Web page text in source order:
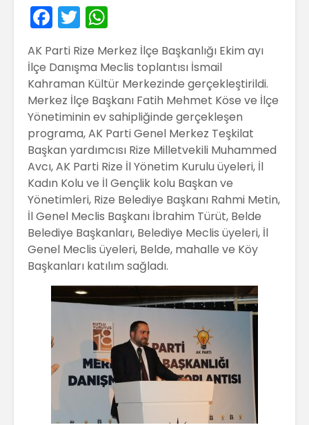
F
a
c
e
b
o
o
k
T
w
itt
er
h
a
ts
A
p
p
AK Parti Rize Merkez İlçe Başkanlığı Ekim ayı
İlçe Danışma Meclis toplantısı İsmail
Kahraman Kültür Merkezinde gerçekleştirildi.
Merkez İlçe Başkanı Fatih Mehmet Köse ve İlçe
Yönetiminin ev sahipliğinde gerçekleşen
programa, AK Parti Genel Merkez Teşkilat
Başkan yardımcısı Rize Milletvekili Muhammed
Avcı, AK Parti Rize İl Yönetim Kurulu üyeleri, İl
Kadın Kolu ve İl Gençlik kolu Başkan ve
Yönetimleri, Rize Belediye Başkanı Rahmi Metin,
İl Genel Meclis Başkanı İbrahim Türüt, Belde
Belediye Başkanları, Belediye Meclis üyeleri, İl
Genel Meclis üyeleri, Belde, mahalle ve Köy
Başkanları katılım sağladı.